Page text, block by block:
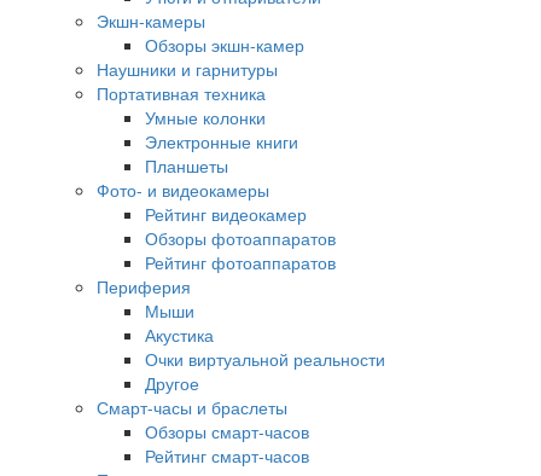
Экшн-камеры
Обзоры экшн-камер
Наушники и гарнитуры
Портативная техника
Умные колонки
Электронные книги
Планшеты
Фото- и видеокамеры
Рейтинг видеокамер
Обзоры фотоаппаратов
Рейтинг фотоаппаратов
Периферия
Мыши
Акустика
Очки виртуальной реальности
Другое
Смарт-часы и браслеты
Обзоры смарт-часов
Рейтинг смарт-часов